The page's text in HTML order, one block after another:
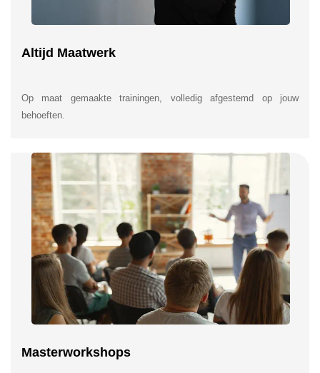
Altijd Maatwerk
Op maat gemaakte trainingen, volledig afgestemd op jouw
behoeften.
Masterworkshops